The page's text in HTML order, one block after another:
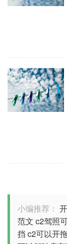
小编推荐：
范文 c2驾照
挡 c2可以开